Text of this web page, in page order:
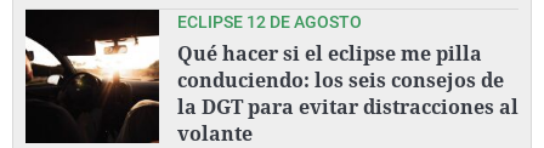
ECLIPSE 12 DE AGOSTO
Qué hacer si el eclipse me pilla
conduciendo: los seis consejos de
la DGT para evitar distracciones al
volante